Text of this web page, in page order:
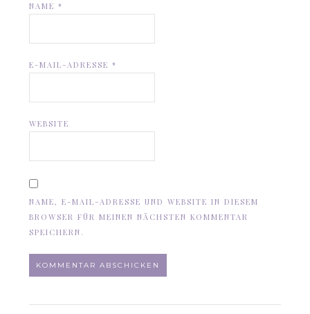
NAME*
E-MAIL-ADRESSE*
WEBSITE
NAME, E-MAIL-ADRESSE UND WEBSITE IN DIESEM
BROWSER FÜR MEINEN NÄCHSTEN KOMMENTAR
SPEICHERN.